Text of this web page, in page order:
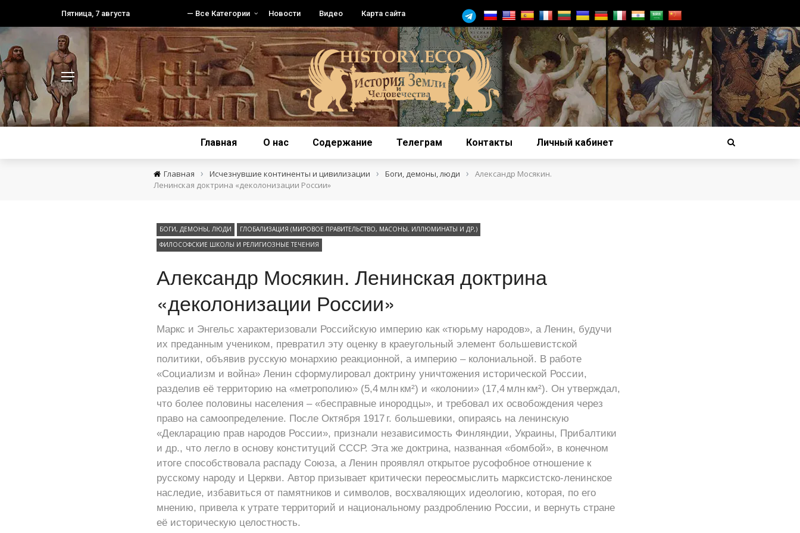
Пятница, 7 августа — Все Категории Новости Видео Карта сайта
Главная О нас Содержание Телеграм Контакты Личный кабинет
Главная › Исчезнувшие континенты и цивилизации › Боги, демоны, люди ›
Александр Мосякин.
Ленинская доктрина «деколонизации России»
БОГИ, ДЕМОНЫ, ЛЮДИ
ГЛОБАЛИЗАЦИЯ (МИРОВОЕ ПРАВИТЕЛЬСТВО, МАСОНЫ, ИЛЛЮМИНАТЫ И ДР,)
ФИЛОСОФСКИЕ ШКОЛЫ И РЕЛИГИОЗНЫЕ ТЕЧЕНИЯ
Александр Мосякин. Ленинская доктрина
«деколонизации России»
Маркс и Энгельс характеризовали Российскую империю как «тюрьму народов», а Ленин, будучи
их преданным учеником, превратил эту оценку в краеугольный элемент большевистской
политики, объявив русскую монархию реакционной, а империю – колониальной. В работе
«Социализм и война» Ленин сформулировал доктрину уничтожения исторической России,
разделив её территорию на «метрополию» (5,4 млн км²) и «колонии» (17,4 млн км²). Он утверждал,
что более половины населения – «бесправные инородцы», и требовал их освобождения через
право на самоопределение. После Октября 1917 г. большевики, опираясь на ленинскую
«Декларацию прав народов России», признали независимость Финляндии, Украины, Прибалтики
и др., что легло в основу конституций СССР. Эта же доктрина, названная «бомбой», в конечном
итоге способствовала распаду Союза, а Ленин проявлял открытое русофобное отношение к
русскому народу и Церкви. Автор призывает критически переосмыслить марксистско‑ленинское
наследие, избавиться от памятников и символов, восхваляющих идеологию, которая, по его
мнению, привела к утрате территорий и национальному раздроблению России, и вернуть стране
её историческую целостность.